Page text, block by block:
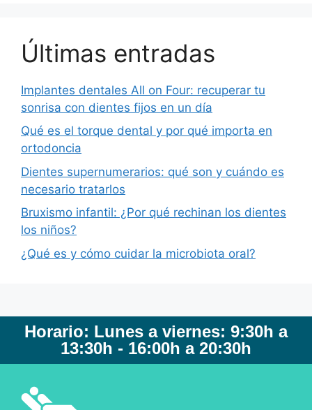
Últimas entradas
Implantes dentales All on Four: recuperar tu
sonrisa con dientes fijos en un día
Qué es el torque dental y por qué importa en
ortodoncia
Dientes supernumerarios: qué son y cuándo es
necesario tratarlos
Bruxismo infantil: ¿Por qué rechinan los dientes
los niños?
¿Qué es y cómo cuidar la microbiota oral?
Horario: Lunes a viernes: 9:30h a
13:30h - 16:00h a 20:30h